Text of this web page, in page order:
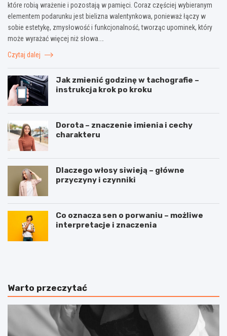
które robią wrażenie i pozostają w pamięci. Coraz częściej wybieranym
elementem podarunku jest bielizna walentynkowa, ponieważ łączy w
sobie estetykę, zmysłowość i funkcjonalność, tworząc upominek, który
może wyrażać więcej niż słowa.…
Czytaj dalej
Jak zmienić godzinę w tachografie –
instrukcja krok po kroku
Dorota – znaczenie imienia i cechy
charakteru
Dlaczego włosy siwieją – główne
przyczyny i czynniki
Co oznacza sen o porwaniu – możliwe
interpretacje i znaczenia
J
r
a
z
B
n
i
e
Warto przeczytać